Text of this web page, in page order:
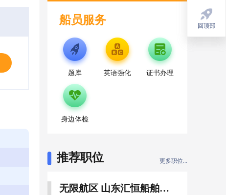
船员服务
题库 英语强化 证书办理
身边体检
推荐职位 更多职位...
无限航区 山东汇恒船舶管理有限责任公司 新证 普证 高证 实习 水手 8月上船
回顶部
回顶部